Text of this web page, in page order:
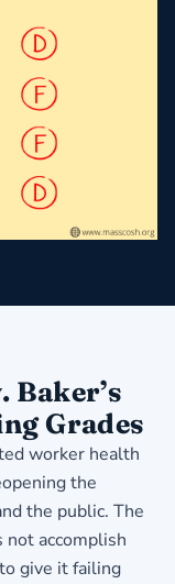
Baker’s
Grades
worker health
the
the public. The
not accomplish
give it failing